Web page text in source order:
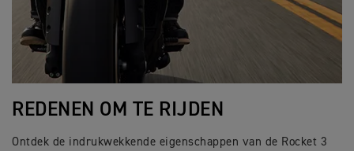
REDENEN OM TE RIJDEN
Ontdek de indrukwekkende eigenschappen van de Rocket 3